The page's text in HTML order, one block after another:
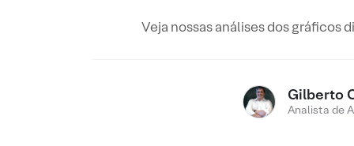
Veja nossas análises dos gráficos
Gilberto
Analista de